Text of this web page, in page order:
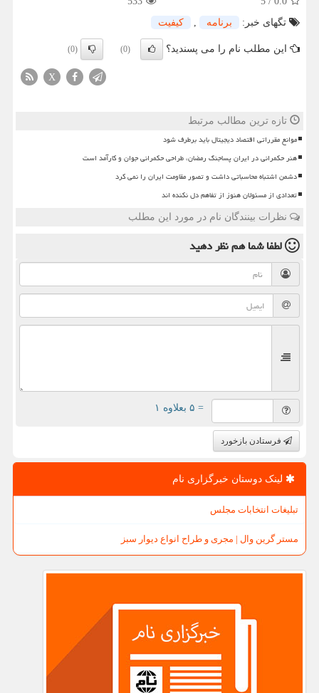
تگهای خبر:
برنامه , كیفیت
این مطلب نام را می پسندید؟ (0)
(0)
X
تازه ترین مطالب مرتبط
موانع مقرراتی اقتصاد دیجیتال باید برطرف شود
هنر حکمرانی در ایران پساجنگ رمضان، طراحی حکمرانی جوان و کارآمد است
دشمن اشتباه محاسباتی داشت و تصور مقاومت ایران را نمی کرد
تعدادی از مسئولان هنوز از تفاهم دل نکنده اند
نظرات بینندگان نام در مورد این مطلب
لطفا شما همنظر دهید
= ۵ بعلاوه ۱
فرستادن بازخورد
لینک دوستان خبرگزاری نام
تبلیغات انتخابات مجلس
مستر گرین وال | مجری و طراح انواع دیوار سبز